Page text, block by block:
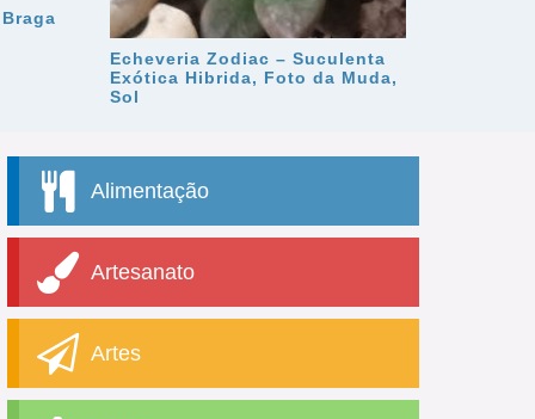
Echeveria Zodiac – Suculenta
Exótica Hibrida, Foto da Muda,
Sol
Alimentação
Artesanato
Artes